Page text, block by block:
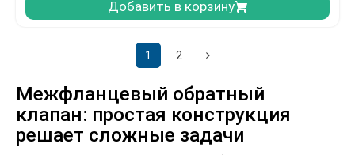
Добавить в корзину
1 2
Межфланцевый обратный
клапан: простая конструкция
решает сложные задачи